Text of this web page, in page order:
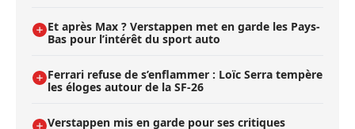
Et après Max ? Verstappen met en garde les Pays-
Bas pour l’intérêt du sport auto
Ferrari refuse de s’enflammer : Loïc Serra tempère
les éloges autour de la SF-26
Verstappen mis en garde pour ses critiques